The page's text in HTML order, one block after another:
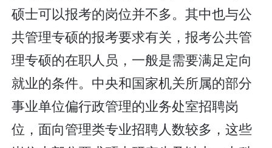
硕士可以报考的岗位并不多。其中也与公
共管理专硕的报考要求有关，报考公共管
理专硕的在职人员，一般是需要满足定向
就业的条件。中央和国家机关所属的部分
事业单位偏行政管理的业务处室招聘岗
位，面向管理类专业招聘人数较多，这些